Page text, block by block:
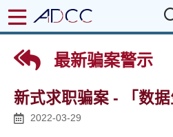
最新骗案警示
新式求职骗案 - 「数据
2022-03-29